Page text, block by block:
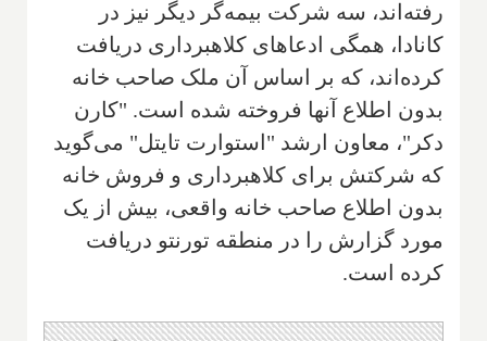
رفته‌اند، سه شرکت بیمه‌گر دیگر نیز‌ در
کانادا‌، همگی ادعاهای کلاهبرداری دریافت
کرده‌اند، که بر اساس آن ملک صاحب خانه
بدون اطلاع آنها فروخته شده است. "کارن
دکر"، معاون ارشد "استوارت تایتل"‌ می‌گوید
که شرکتش‌ برای کلاهبرداری ‌و فروش خانه
بدون اطلاع‌ صاحب خانه واقعی، ‌بیش از یک‌
مورد گزارش را در منطقه تورنتو دریافت
کرده است.